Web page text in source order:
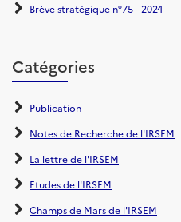
Brève stratégique n°75 - 2024
Catégories
Publication
Notes de Recherche de l'IRSEM
La lettre de l'IRSEM
Etudes de l'IRSEM
Champs de Mars de l'IRSEM